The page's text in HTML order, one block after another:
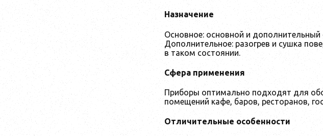
Назначение
Основное: основной и
Дополнительное: разогрев и сушка
в таком состоянии.
Сфера применения
Приборы оптимально подходят для
помещений кафе, баров, ресторанов,
Отличительные особенности